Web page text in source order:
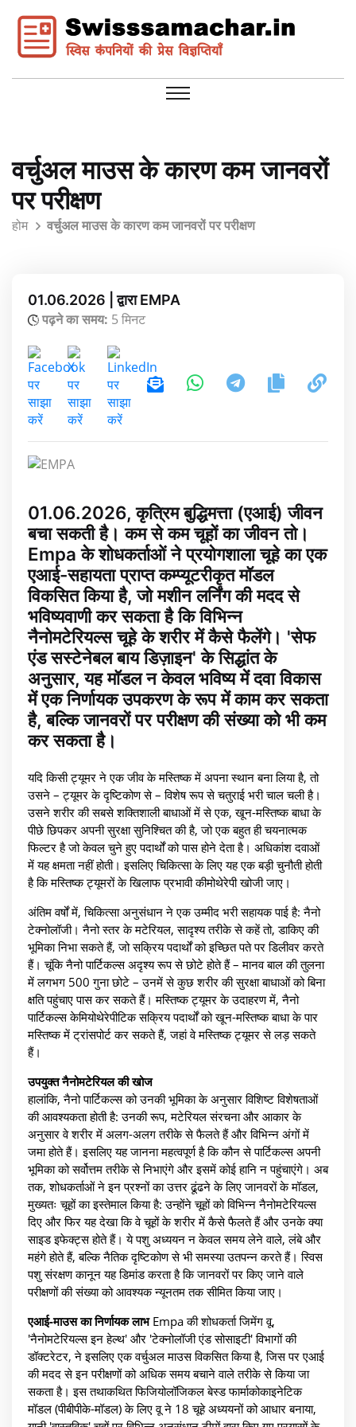
वर्चुअल माउस के कारण कम जानवरों
पर परीक्षण
होम वर्चुअल माउस के कारण कम जानवरों पर परीक्षण
01.06.2026 | द्वारा EMPA
पढ़ने का समय: 5 मिनट
01.06.2026, कृत्रिम बुद्धिमत्ता (एआई) जीवन
बचा सकती है। कम से कम चूहों का जीवन तो।
Empa के शोधकर्ताओं ने प्रयोगशाला चूहे का एक
एआई-सहायता प्राप्त कम्प्यूटरीकृत मॉडल
विकसित किया है, जो मशीन लर्निंग की मदद से
भविष्यवाणी कर सकता है कि विभिन्न
नैनोमटेरियल्स चूहे के शरीर में कैसे फैलेंगे। 'सेफ
एंड सस्टेनेबल बाय डिज़ाइन' के सिद्धांत के
अनुसार, यह मॉडल न केवल भविष्य में दवा विकास
में एक निर्णायक उपकरण के रूप में काम कर सकता
है, बल्कि जानवरों पर परीक्षण की संख्या को भी कम
कर सकता है।
यदि किसी ट्यूमर ने एक जीव के मस्तिष्क में अपना स्थान बना लिया है, तो
उसने – ट्यूमर के दृष्टिकोण से – विशेष रूप से चतुराई भरी चाल चली है।
उसने शरीर की सबसे शक्तिशाली बाधाओं में से एक, खून-मस्तिष्क बाधा के
पीछे छिपकर अपनी सुरक्षा सुनिश्चित की है, जो एक बहुत ही चयनात्मक
फिल्टर है जो केवल चुने हुए पदार्थों को पास होने देता है। अधिकांश दवाओं
में यह क्षमता नहीं होती। इसलिए चिकित्सा के लिए यह एक बड़ी चुनौती होती
है कि मस्तिष्क ट्यूमरों के खिलाफ प्रभावी कीमोथेरेपी खोजी जाए।
अंतिम वर्षों में, चिकित्सा अनुसंधान ने एक उम्मीद भरी सहायक पाई है: नैनो
टेक्नोलॉजी। नैनो स्तर के मटेरियल, सादृश्य तरीके से कहें तो, डाकिए की
भूमिका निभा सकते हैं, जो सक्रिय पदार्थों को इच्छित पते पर डिलीवर करते
हैं। चूंकि नैनो पार्टिकल्स अदृश्य रूप से छोटे होते हैं – मानव बाल की तुलना
में लगभग 500 गुना छोटे – उनमें से कुछ शरीर की सुरक्षा बाधाओं को बिना
क्षति पहुंचाए पास कर सकते हैं। मस्तिष्क ट्यूमर के उदाहरण में, नैनो
पार्टिकल्स केमियोथेरेपीटिक सक्रिय पदार्थों को खून-मस्तिष्क बाधा के पार
मस्तिष्क में ट्रांसपोर्ट कर सकते हैं, जहां वे मस्तिष्क ट्यूमर से लड़ सकते
हैं।
उपयुक्त नैनोमटेरियल की खोज
हालांकि, नैनो पार्टिकल्स को उनकी भूमिका के अनुसार विशिष्ट विशेषताओं
की आवश्यकता होती है: उनकी रूप, मटेरियल संरचना और आकार के
अनुसार वे शरीर में अलग-अलग तरीके से फैलते हैं और विभिन्न अंगों में
जमा होते हैं। इसलिए यह जानना महत्वपूर्ण है कि कौन से पार्टिकल्स अपनी
भूमिका को सर्वोत्तम तरीके से निभाएंगे और इसमें कोई हानि न पहुंचाएंगे। अब
तक, शोधकर्ताओं ने इन प्रश्नों का उत्तर ढूंढने के लिए जानवरों के मॉडल,
मुख्यतः चूहों का इस्तेमाल किया है: उन्होंने चूहों को विभिन्न नैनोमटेरियल्स
दिए और फिर यह देखा कि वे चूहों के शरीर में कैसे फैलते हैं और उनके क्या
साइड इफेक्ट्स होते हैं। ये पशु अध्ययन न केवल समय लेने वाले, लंबे और
महंगे होते हैं, बल्कि नैतिक दृष्टिकोण से भी समस्या उतपन्न करते हैं। स्विस
पशु संरक्षण कानून यह डिमांड करता है कि जानवरों पर किए जाने वाले
परीक्षणों की संख्या को आवश्यक न्यूनतम तक सीमित किया जाए।
एआई-माउस का निर्णायक लाभEmpa की शोधकर्ता जिमेंग वू,
'नैनोमटेरियल्स इन हेल्थ' और 'टेक्नोलॉजी एंड सोसाइटी' विभागों की
डॉक्टरेटर, ने इसलिए एक वर्चुअल माउस विकसित किया है, जिस पर एआई
की मदद से इन परीक्षणों को अधिक समय बचाने वाले तरीके से किया जा
सकता है। इस तथाकथित फिजियोलॉजिकल बेस्ड फार्माकोकाइनेटिक
मॉडल (पीबीपीके-मॉडल) के लिए वू ने 18 चूहे अध्ययनों को आधार बनाया,